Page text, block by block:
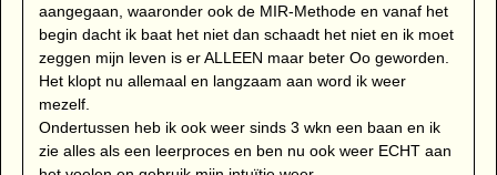
aangegaan, waaronder ook de MIR-Methode en vanaf het
begin dacht ik baat het niet dan schaadt het niet en ik moet
zeggen mijn leven is er ALLEEN maar beter Oo geworden.
Het klopt nu allemaal en langzaam aan word ik weer
mezelf.
Ondertussen heb ik ook weer sinds 3 wkn een baan en ik
zie alles als een leerproces en ben nu ook weer ECHT aan